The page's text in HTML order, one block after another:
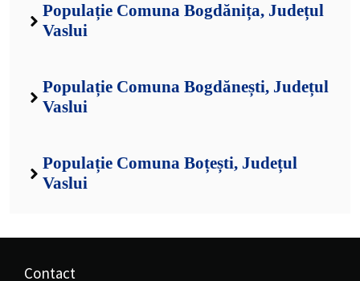
Populație Comuna Bogdănița, Județul
Vaslui
Populație Comuna Bogdănești, Județul
Vaslui
Populație Comuna Boțești, Județul
Vaslui
Contact